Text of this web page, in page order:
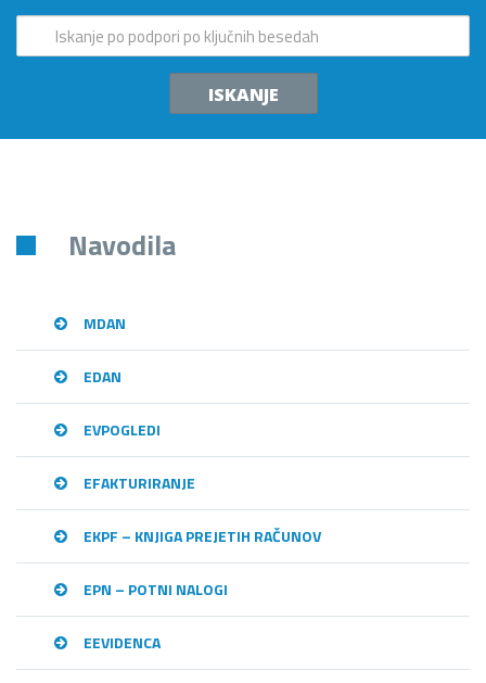
ISKANJE
Navodila
MDAN
EDAN
EVPOGLEDI
EFAKTURIRANJE
EKPF – KNJIGA PREJETIH RAČUNOV
EPN – POTNI NALOGI
EEVIDENCA